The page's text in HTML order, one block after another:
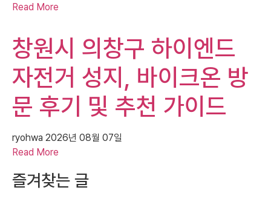
Read More
창원시 의창구 하이엔드
자전거 성지, 바이크온 방
문 후기 및 추천 가이드
ryohwa 2026년 08월 07일
Read More
즐겨찾는 글